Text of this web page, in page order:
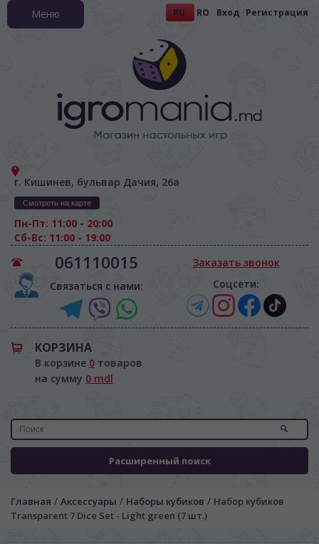
RU RO Вход Регистрация
г. Кишинев, бульвар Дачия, 26а
Смотреть на карте
Пн-Пт: 11:00 - 20:00
Сб-Вс: 11:00 - 19:00
061110015
Связаться с нами:
Заказать звонок
Соцсети:
КОРЗИНА
В корзине 0 товаров
на сумму 0 mdl
Расширенный поиск
Меню
Главная / Аксессуары / Наборы кубиков / Набор кубиков
Transparent 7 Dice Set - Light green (7 шт.)
ЯЗЫК САЙТА / LIMBA SITE-ULUI